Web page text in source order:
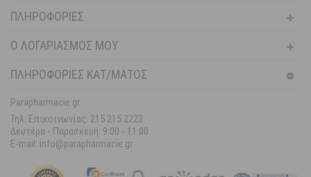
ΠΛΗΡΟΦΟΡΊΕΣ
Ο ΛΟΓΑΡΙΑΣΜΌΣ ΜΟΥ
ΠΛΗΡΟΦΟΡΙΕΣ ΚΑΤ/ΜΑΤΟΣ
Parapharmacie.gr
Τηλ. Επικοινωνίας: 215 215 2223
Δευτέρα - Παρασκευή: 9:00 - 11:00
E-mail: info@parapharmacie.gr